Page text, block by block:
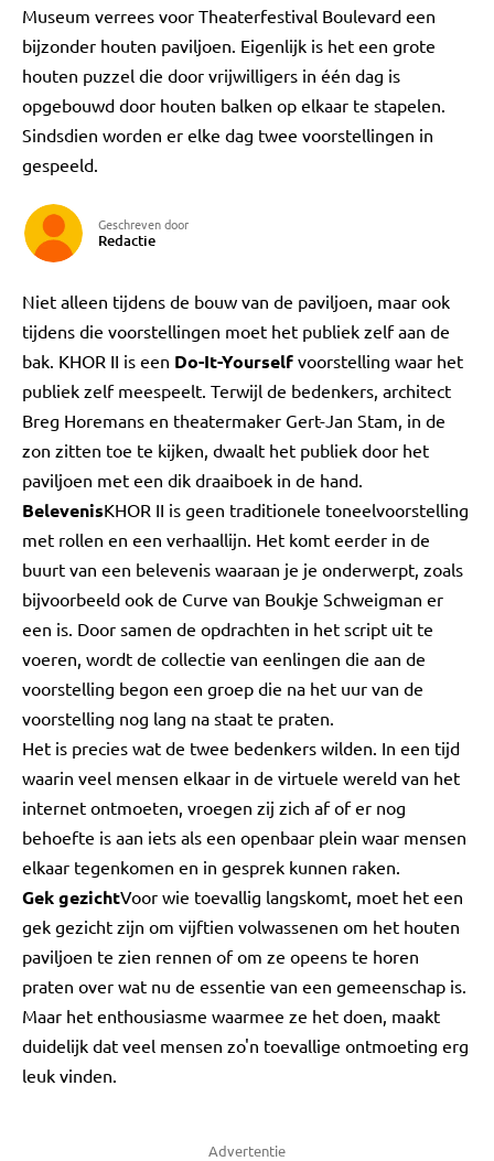
Museum verrees voor Theaterfestival Boulevard een
bijzonder houten paviljoen. Eigenlijk is het een grote
houten puzzel die door vrijwilligers in één dag is
opgebouwd door houten balken op elkaar te stapelen.
Sindsdien worden er elke dag twee voorstellingen in
gespeeld.
Geschreven door
Redactie
Niet alleen tijdens de bouw van de paviljoen, maar ook
tijdens die voorstellingen moet het publiek zelf aan de
bak. KHOR II is een Do-It-Yourself voorstelling waar het
publiek zelf meespeelt. Terwijl de bedenkers, architect
Breg Horemans en theatermaker Gert-Jan Stam, in de
zon zitten toe te kijken, dwaalt het publiek door het
paviljoen met een dik draaiboek in de hand.
BelevenisKHOR II is geen traditionele toneelvoorstelling
met rollen en een verhaallijn. Het komt eerder in de
buurt van een belevenis waaraan je je onderwerpt, zoals
bijvoorbeeld ook de Curve van Boukje Schweigman er
een is. Door samen de opdrachten in het script uit te
voeren, wordt de collectie van eenlingen die aan de
voorstelling begon een groep die na het uur van de
voorstelling nog lang na staat te praten.
Het is precies wat de twee bedenkers wilden. In een tijd
waarin veel mensen elkaar in de virtuele wereld van het
internet ontmoeten, vroegen zij zich af of er nog
behoefte is aan iets als een openbaar plein waar mensen
elkaar tegenkomen en in gesprek kunnen raken.
Gek gezichtVoor wie toevallig langskomt, moet het een
gek gezicht zijn om vijftien volwassenen om het houten
paviljoen te zien rennen of om ze opeens te horen
praten over wat nu de essentie van een gemeenschap is.
Maar het enthousiasme waarmee ze het doen, maakt
duidelijk dat veel mensen zo'n toevallige ontmoeting erg
leuk vinden.
Advertentie